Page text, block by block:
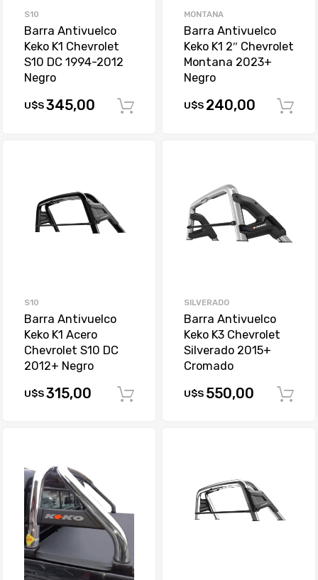
S10
Barra Antivuelco
Keko K1 Chevrolet
S10 DC 1994-2012
Negro
U$S345,00 Comprar
MONTANA
Barra Antivuelco
Keko K1 2″ Chevrolet
Montana 2023+
Negro
U$S 240,00
S10
Barra Antivuelco
Keko K1 Acero
Chevrolet S10 DC
2012+ Negro
U$S315,00 Comprar
SILVERADO
Barra Antivuelco
Keko K3 Chevrolet
Silverado 2015+
Cromado
U$S 550,00